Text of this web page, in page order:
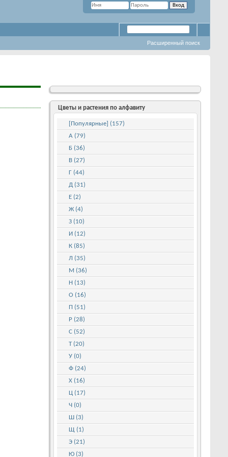
Расширенный поиск
Цветы и растения по алфавиту
[Популярные] (157)
А (79)
Б (36)
В (27)
Г (44)
Д (31)
Е (2)
Ж (4)
З (10)
И (12)
К (85)
Л (35)
М (36)
Н (13)
О (16)
П (51)
Р (28)
С (52)
Т (20)
У (0)
Ф (24)
Х (16)
Ц (17)
Ч (0)
Ш (3)
Щ (1)
Э (21)
Ю (3)